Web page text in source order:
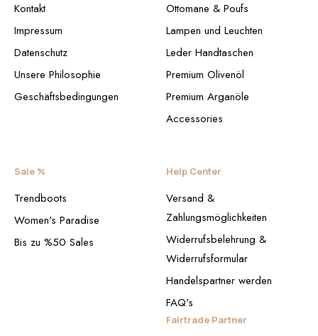
Kontakt
Impressum
Datenschutz
Unsere Philosophie
Geschäftsbedingungen
Ottomane & Poufs
Lampen und Leuchten
Leder Handtaschen
Premium Olivenöl
Premium Arganöle
Accessories
Sale %
Trendboots
Women's Paradise
Bis zu %50 Sales
Help Center
Versand &
Zahlungsmöglichkeiten
Widerrufsbelehrung &
Widerrufsformular
Handelspartner werden
FAQ's
Fairtrade Partner